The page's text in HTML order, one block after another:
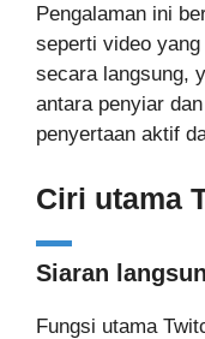
Pengalaman ini
seperti video
secara langsung,
antara penyiar
penyertaan aktif
Ciri utama
Siaran
Fungsi utama